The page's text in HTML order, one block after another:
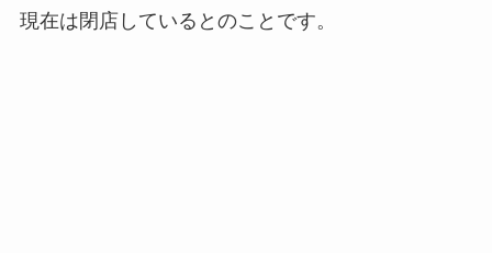
現在は閉店しているとのことです。